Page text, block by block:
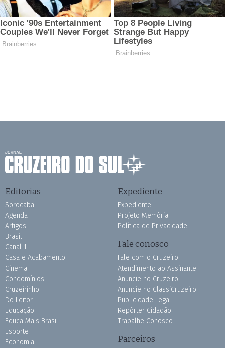
Editorias
Sorocaba
Agenda
Artigos
Brasil
Canal 1
Casa e Acabamento
Cinema
Condomínios
Cruzeirinho
Do Leitor
Educação
Educa Mais Brasil
Esporte
Economia
Expediente
Expediente
Projeto Memória
Política de Privacidade
Fale conosco
Fale com o Cruzeiro
Atendimento ao Assinante
Anuncie no Cruzeiro
Anuncie no ClassiCruzeiro
Publicidade Legal
Repórter Cidadão
Trabalhe Conosco
Parceiros